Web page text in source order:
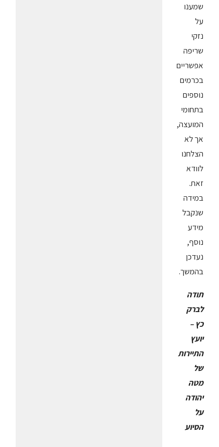
שמענו
על
נזקי
שריפה
אפשריים
בכרמים
נוספים
בתחומי
המועצה,
אך לא
הצלחנו
לוודא
זאת.
במידה
שנקבל
מידע
נוסף,
נעדכן
בהמשך.
תודה
לברק
כץ –
יועץ
התיירות
של
מטה
יהודה
על
הסיוע